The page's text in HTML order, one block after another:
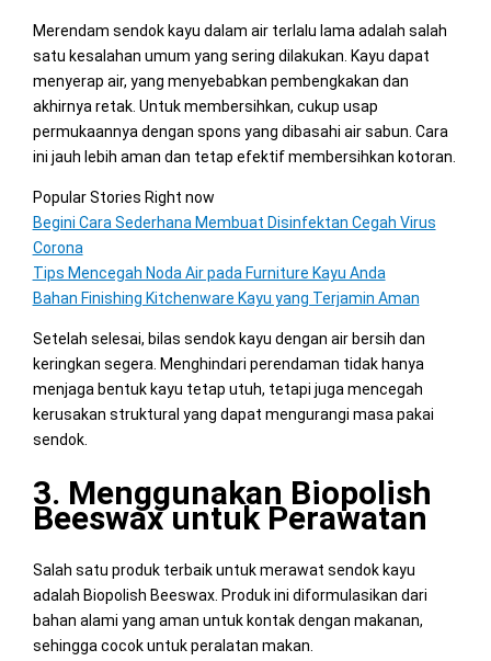
Merendam sendok kayu dalam air terlalu lama adalah salah
satu kesalahan umum yang sering dilakukan. Kayu dapat
menyerap air, yang menyebabkan pembengkakan dan
akhirnya retak. Untuk membersihkan, cukup usap
permukaannya dengan spons yang dibasahi air sabun. Cara
ini jauh lebih aman dan tetap efektif membersihkan kotoran.
Popular Stories Right now
Begini Cara Sederhana Membuat Disinfektan Cegah Virus
Corona
Tips Mencegah Noda Air pada Furniture Kayu Anda
Bahan Finishing Kitchenware Kayu yang Terjamin Aman
Setelah selesai, bilas sendok kayu dengan air bersih dan
keringkan segera. Menghindari perendaman tidak hanya
menjaga bentuk kayu tetap utuh, tetapi juga mencegah
kerusakan struktural yang dapat mengurangi masa pakai
sendok.
3. Menggunakan Biopolish
Beeswax untuk Perawatan
Salah satu produk terbaik untuk merawat sendok kayu
adalah Biopolish Beeswax. Produk ini diformulasikan dari
bahan alami yang aman untuk kontak dengan makanan,
sehingga cocok untuk peralatan makan.